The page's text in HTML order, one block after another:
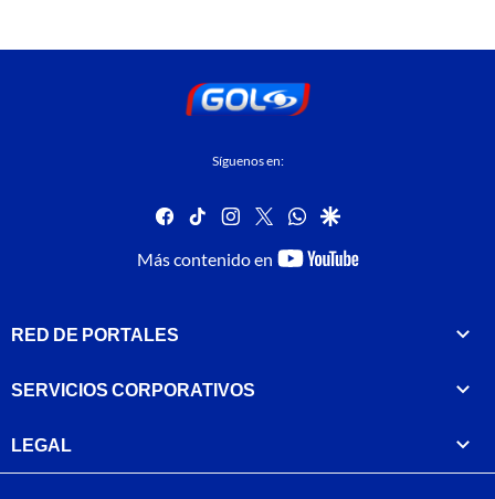
Síguenos en:
facebook
tiktok instagram
twitterwhatsapp
google
Más contenido en
youtube-
RED DE PORTALES
SERVICIOS CORPORATIVOS
LEGAL